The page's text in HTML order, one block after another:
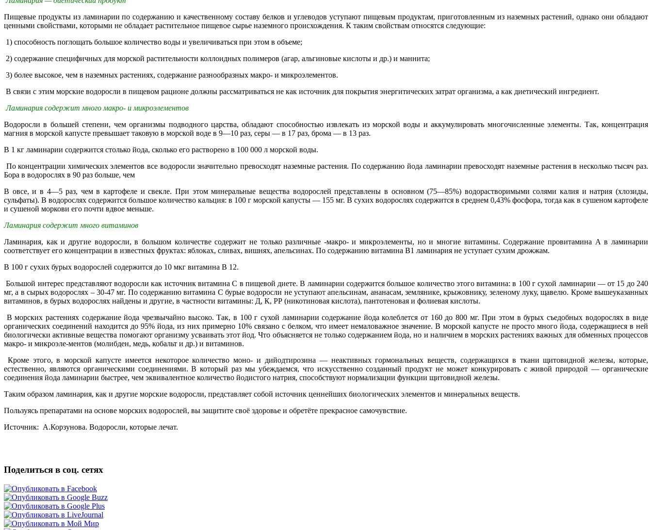
Пищевые продукты из ламинарии по содержанию и качественному составу белков и углеводов уступают пищевым продуктам, приготовленным из наземных растений, однако они обладают
ценными свойствами, которыми не обладает растительное пищевое сырье наземного происхождения. К таким свойствам относятся следующие:
1) способность поглощать большое количество воды и увеличиваться при этом в объеме;
2) содержание специфичных для морской растительности коллоидных полимеров (агар, альгиновые кислоты и др.) и маннита;
3) более высокое, чем в наземных растениях, содержание разнообразных макро- и микроэлементов.
В связи с этим морские водоросли в пищевом рационе должны рассматриваться не как источник для покрытия энергитических затрат организма, а как диетический ингредиент.
Ламинария содержит много макро- и микроэлементов
Водоросли в большей степени, чем организмы подводного царства, обладают способностью извлекать из морской воды и аккумулировать многочисленные элементы. Так, концентрация
магния в морской капусте превышает таковую в морской воде в 9—10 раз, серы — в 17 раз, брома — в 13 раз.
В 1 кг ламинарии содержится столько йода, сколько его растворено в 100 000 л морской воды.
По концентрации химических элементов все водоросли значительно превосходят наземные растения. По содержанию йода ламинарии превосходят наземные растения в несколько тысяч раз.
Бора в водорослях в 90 раз больше, чем
В овсе, и в 4—5 раз, чем в картофеле и свекле. При этом минеральные вещества водорослей представлены в основном (75—85%) водорастворимыми солями калия и натрия (хлозиды,
сульфаты). В водорослях содержится большое количество кальция: в 100 г морской капусты — 155 мг. В сухих водорослях содержится в среднем 0,43% фосфора, тогда как в сушеном картофеле
и сушеной моркови его почти вдвое меньше.
Ламинария содержит много витаминов
Ламинария, как и другие водоросли, в большом количестве содержит не только различные -макро- и микроэлементы, но и многие витамины. Содержание провитамина А в ламинарии
соответствует его концентрации в известных фруктах: яблоках, сливах, вишнях, апельсинах. По содержанию витамина В1 ламинария не уступает сухим дрожжам.
В 100 г сухих бурых водорослей содержится до 10 мкг витамина В 12.
Большой интерес представляют водоросли как источник витамина С в пищевой диете. В ламинарии содержится большое количество этого витамина: в 100 г сухой ламинарии — от 15 до 240
мг, а в сырых водорослях – 30-47 мг. По содержанию витамина С бурые водоросли не уступают апельсинам, ананасам, землянике, крыжовнику, зеленому луку, щавелю. Кроме вышеуказанных
витаминов, в бурых водорослях найдены и другие, в частности витамины: Д, К, РР (никотиновая кислота), пантотеновая и фолиевая кислоты.
В морских растениях содержание йода чрезвычайно высоко. Так, в 100 г сухой ламинарии содержание йода колеблется от 160 до 800 мг. При этом в бурых съедобных водорослях в виде
органических соединений находится до 95% йода, из них примерно 10% связано с белком, что имеет немаловажное значение. В морской капусте не просто много йода, содержащиеся в ней
биологически активные вещества помогают организму усваивать этот йод. Что объясняется не только содержанием йода, но и наличием в морских растениях важных для обменных процессов
макро- и микроэле-ментов (молибден, медь, кобальт и др.) и витаминов.
Кроме этого, в морской капусте имеется некоторое количество моно- и дийодтирозина — неактивных гормональных веществ, содержащихся в ткани щитовидной железы, которые,
естественно, являются органическими соединениями. В который раз мы убеждаемся, что искусственно созданный продукт не может конкурировать с живой природой — органические
соединения йода ламинарии быстрее, чем эквивалентное количество йодистого натрия, способствуют нормализации функции щитовидной железы.
Таким образом ламинария, как и другие морские водоросли, представляет собой источник ценнейших биологических элементов и минеральных веществ.
Пользуясь препаратами на основе морских водорослей, вы защитите своё здоровье и обретёте прекрасное самочувствие.
Источник: А.Корзунова. Водоросли, которые лечат.
Поделиться в соц. сетях